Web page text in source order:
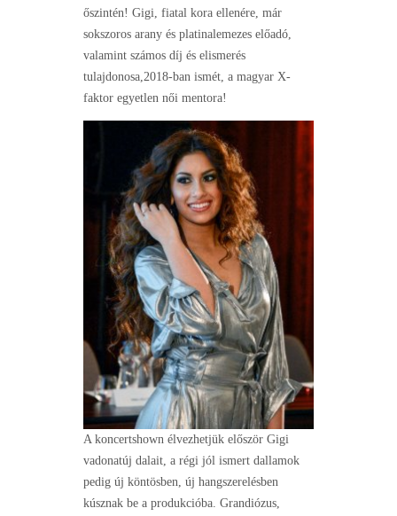
őszintén! Gigi, fiatal kora ellenére, már
sokszoros arany és platinalemezes előadó,
valamint számos díj és elismerés
tulajdonosa,2018-ban ismét, a magyar X-
faktor egyetlen női mentora!
A koncertshown élvezhetjük először Gigi
vadonatúj dalait, a régi jól ismert dallamok
pedig új köntösben, új hangszerelésben
kúsznak be a produkcióba. Grandiózus,